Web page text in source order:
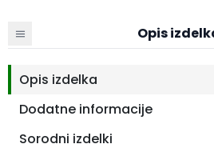
Opis
Opis izdelka
Dodatne informacije
Sorodni izdelki